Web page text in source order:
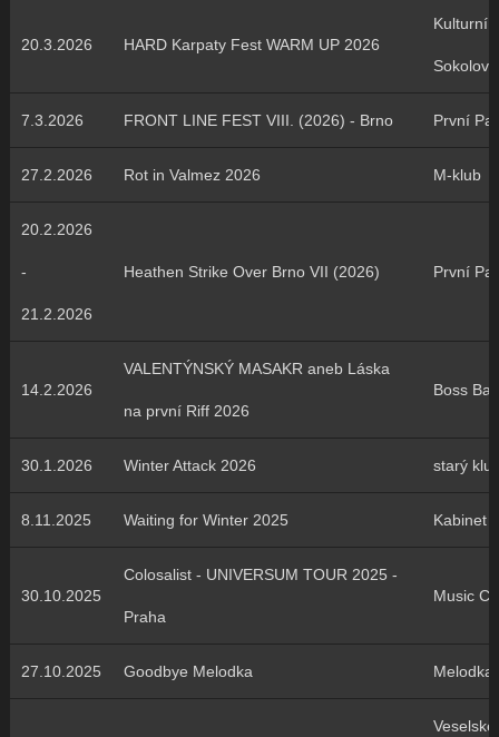
20.3.2026 HARD Karpaty Fest WARM UP 2026
Kulturní
7.3.2026 FRONT LINE FEST VIII. (2026) - Brno První
27.2.2026 Rot in Valmez 2026 M-klub
20.2.2026
-
21.2.2026
Heathen Strike Over Brno VII (2026) První
14.2.2026
VALENTÝNSKÝ MASAKR aneb Láska
na první Riff 2026
Boss Bar
30.1.2026 Winter Attack 2026 starý
8.11.2025 Waiting for Winter 2025 Kabinet
30.10.2025
Colosalist - UNIVERSUM TOUR 2025 -
Praha
Music
27.10.2025 Goodbye Melodka Melodka